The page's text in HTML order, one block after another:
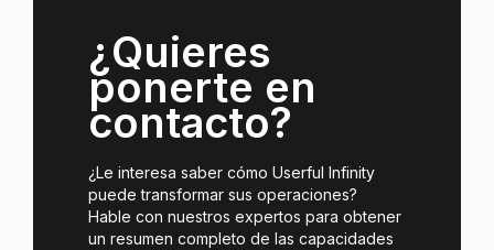
¿Quieres
ponerte en
contacto?
¿Le interesa saber cómo Userful Infinity
puede transformar sus operaciones?
Hable con nuestros expertos para obtener
un resumen completo de las capacidades